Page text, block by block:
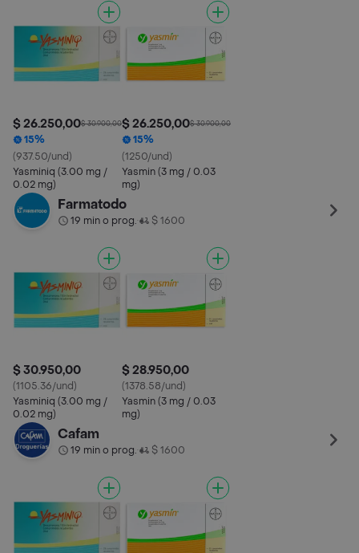
$ 26.250,00$ 30.900,00
15%
(937.50/und)
Yasminiq (3.00 mg /
0.02 mg)
$ 26.250,00$ 30.900,00
15%
(1250/und)
Yasmin (3 mg / 0.03
mg)
Farmatodo
19 min o prog.• $ 1600
$ 30.950,00
(1105.36/und)
Yasminiq (3.00 mg /
0.02 mg)
$ 28.950,00
(1378.58/und)
Yasmin (3 mg / 0.03
mg)
Cafam
19 min o prog.• $ 1600